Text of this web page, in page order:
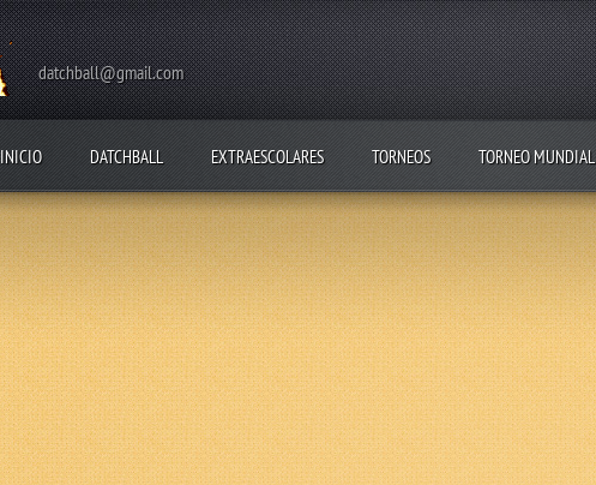
datchball@gmail.com
INICIO DATCHBALL EXTRAESCOLARES TORNEOS TORNEO MUNDIAL